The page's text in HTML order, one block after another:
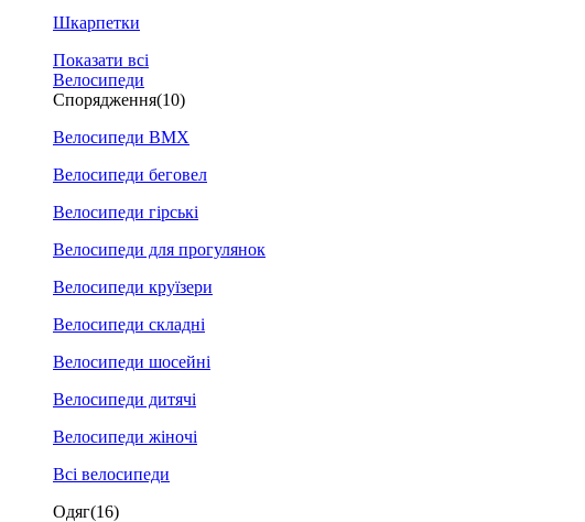
Шкарпетки
Показати всі
Велосипеди
Спорядження(10)
Велосипеди BMX
Велосипеди беговел
Велосипеди гірські
Велосипеди для прогулянок
Велосипеди круїзери
Велосипеди складні
Велосипеди шосейні
Велосипеди дитячі
Велосипеди жіночі
Всі велосипеди
Одяг(16)